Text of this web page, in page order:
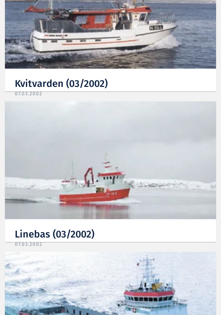
Kvitvarden (03/2002)
07.03.2002
Linebas (03/2002)
07.03.2002